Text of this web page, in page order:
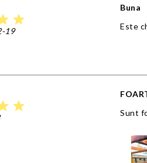
star
19
Buna
Este
star
Sunt